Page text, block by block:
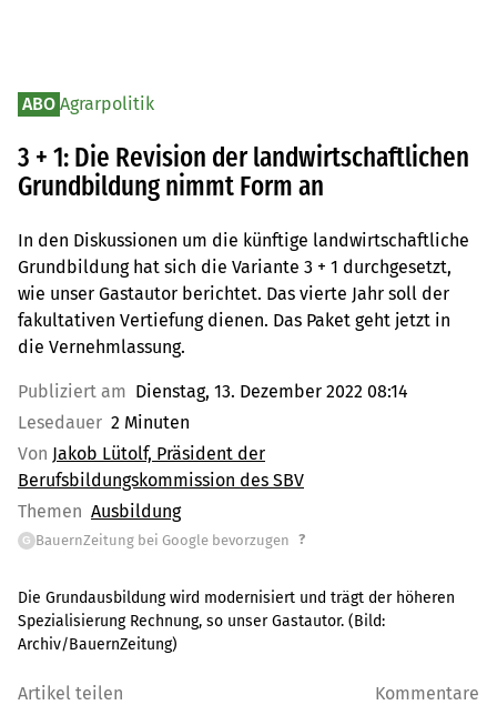
ABO Agrarpolitik
3 + 1: Die Revision der landwirtschaftlichen
Grundbildung nimmt Form an
In den Diskussionen um die künftige landwirtschaftliche
Grundbildung hat sich die Variante 3 + 1 durchgesetzt,
wie unser Gastautor berichtet. Das vierte Jahr soll der
fakultativen Vertiefung dienen. Das Paket geht jetzt in
die Vernehmlassung.
Publiziert am Dienstag, 13. Dezember 2022 08:14
Lesedauer 2 Minuten
Von Jakob Lütolf, Präsident der
Berufsbildungskommission des SBV
Themen Ausbildung
G BauernZeitung bei Google bevorzugen ?
Die Grundausbildung wird modernisiert und trägt der höheren
Spezialisierung Rechnung, so unser Gastautor. (Bild:
Archiv/BauernZeitung)
Artikel teilen Kommentare